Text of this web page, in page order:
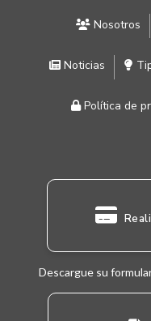
Nosotros
Noticias
Política de
Descargue su